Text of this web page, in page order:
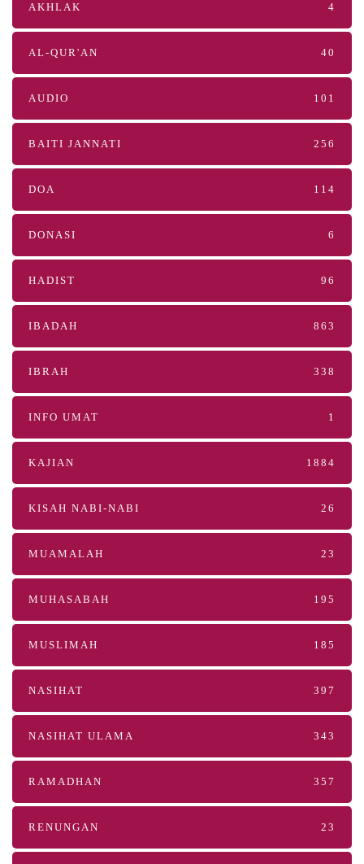
AKHLAK 4
AL-QUR'AN 40
AUDIO 101
BAITI JANNATI 256
DOA 114
DONASI 6
HADIST 96
IBADAH 863
IBRAH 338
INFO UMAT 1
KAJIAN 1884
KISAH NABI-NABI 26
MUAMALAH 23
MUHASABAH 195
MUSLIMAH 185
NASIHAT 397
NASIHAT ULAMA 343
RAMADHAN 357
RENUNGAN 23